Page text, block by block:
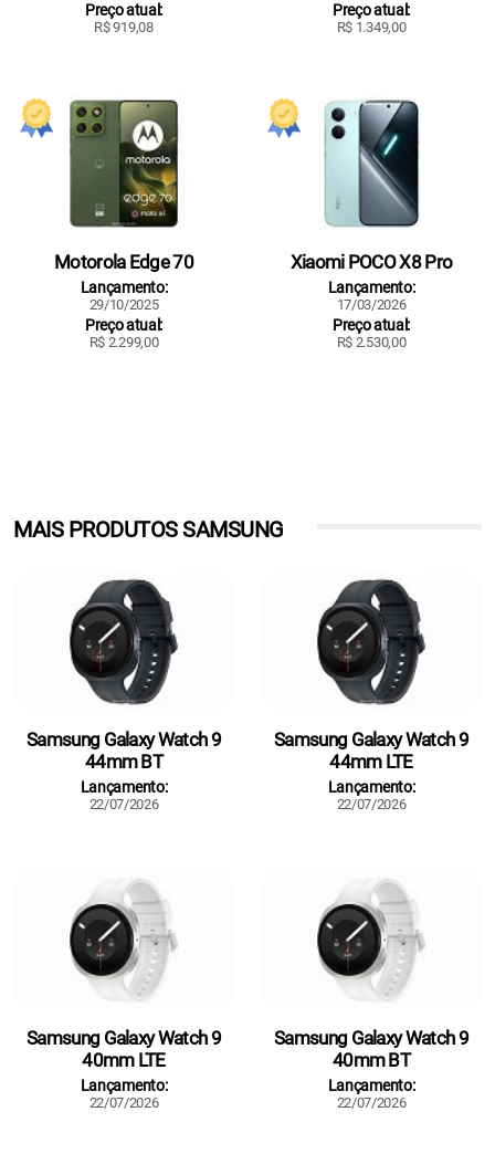
Preço atual:
R$ 919,08
Preço atual:
R$ 1.349,00
Motorola Edge 70
Lançamento:
29/10/2025
Preço atual:
R$ 2.299,00
Xiaomi POCO X8 Pro
Lançamento:
17/03/2026
Preço atual:
R$ 2.530,00
MAIS PRODUTOS SAMSUNG
Samsung Galaxy Watch 9
44mm BT
Lançamento:
22/07/2026
Samsung Galaxy Watch 9
44mm LTE
Lançamento:
22/07/2026
Samsung Galaxy Watch 9
40mm LTE
Lançamento:
22/07/2026
Samsung Galaxy Watch 9
40mm BT
Lançamento:
22/07/2026